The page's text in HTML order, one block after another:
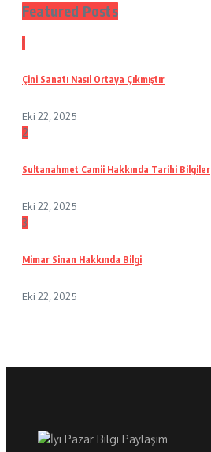
Featured Posts
1
Çini Sanatı Nasıl Ortaya Çıkmıştır
Eki 22, 2025
2
Sultanahmet Camii Hakkında Tarihi Bilgiler
Eki 22, 2025
3
Mimar Sinan Hakkında Bilgi
Eki 22, 2025